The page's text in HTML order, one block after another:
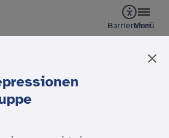
Barrierefrei
Menü